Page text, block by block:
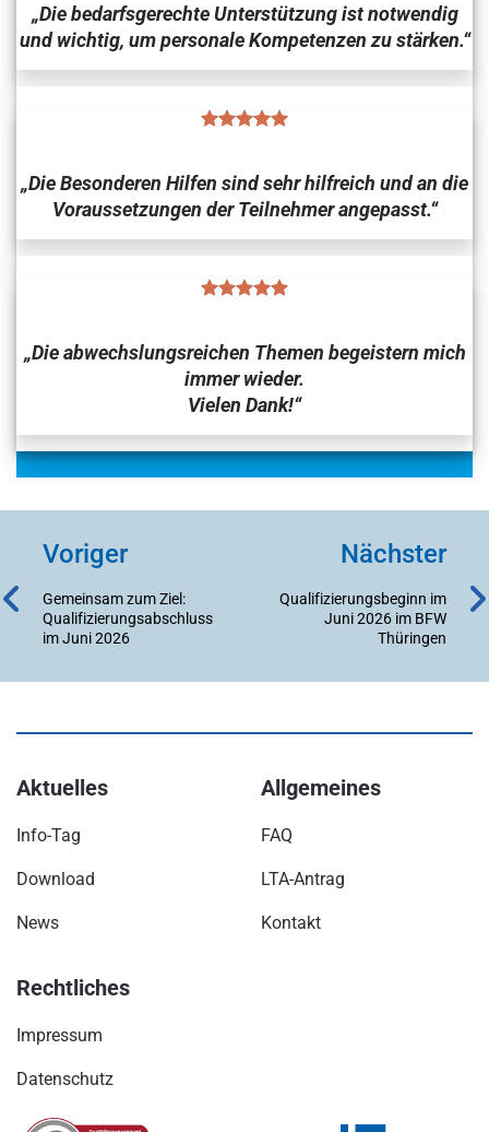
„Die bedarfsgerechte Unterstützung ist notwendig
und wichtig, um personale Kompetenzen zu stärken.“
„Die Besonderen Hilfen sind sehr hilfreich und an die
Voraussetzungen der Teilnehmer angepasst.“
„Die abwechslungsreichen Themen begeistern mich
immer wieder.
Vielen Dank!“
Voriger
Gemeinsam zum Ziel:
Qualifizierungsabschluss
im Juni 2026
Nächster
Qualifizierungsbeginn im
Juni 2026 im BFW
Thüringen
Aktuelles
Info-Tag
Download
News
Allgemeines
FAQ
LTA-Antrag
Kontakt
Rechtliches
Impressum
Datenschutz